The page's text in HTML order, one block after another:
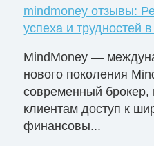
mindmoney отзывы:
успеха и трудностей
MindMoney —
нового поколения
современный
клиентам доступ к
финансовы...